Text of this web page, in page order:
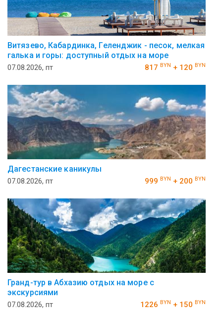
Витязево, Кабардинка, Геленджик - песок, мелкая
галька и горы: доступный отдых на море
07.08.2026, пт 817 BYN + 120 BYN
Дагестанские каникулы
07.08.2026, пт 999 BYN + 200 BYN
Гранд-тур в Абхазию отдых на море с
экскурсиями
07.08.2026, пт 1226 BYN + 150 BYN